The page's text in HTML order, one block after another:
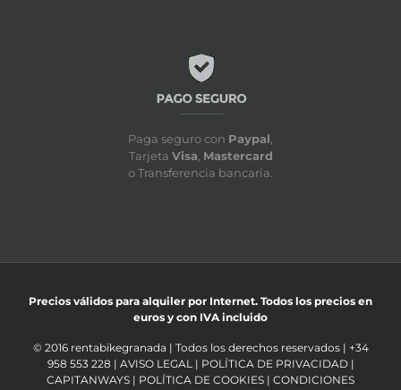
Paga seguro con Paypal
Tarjeta Visa Mastercard
o Transferencia bancaria.
Precios válidos para alquiler por Internet. Todos los precios en
euros y con IVA incluido
© 2016 rentabikegranada | Todos los derechos reservados | +34
958 553 228 | AVISO LEGAL | POLÍTICA DE PRIVACIDAD|
CAPITANWAYS | POLÍTICA DE COOKIES | CONDICIONES